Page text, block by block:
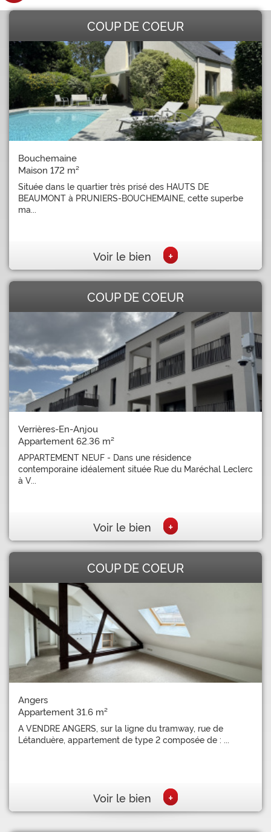
COUP DE COEUR
Bouchemaine
Maison 172 m²
Située dans le quartier très prisé des HAUTS DE
BEAUMONT à PRUNIERS-BOUCHEMAINE, cette superbe
ma...
Voir le bien +
COUP DE COEUR
Verrières-En-Anjou
Appartement 62.36 m²
APPARTEMENT NEUF - Dans une résidence
contemporaine idéalement située Rue du Maréchal Leclerc
à V...
Voir le bien +
COUP DE COEUR
Angers
Appartement 31.6 m²
A VENDRE ANGERS, sur la ligne du tramway, rue de
Létanduère, appartement de type 2 composée de : ...
Voir le bien +